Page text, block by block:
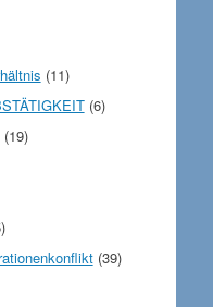
(11)
(6)
(19)
(39)